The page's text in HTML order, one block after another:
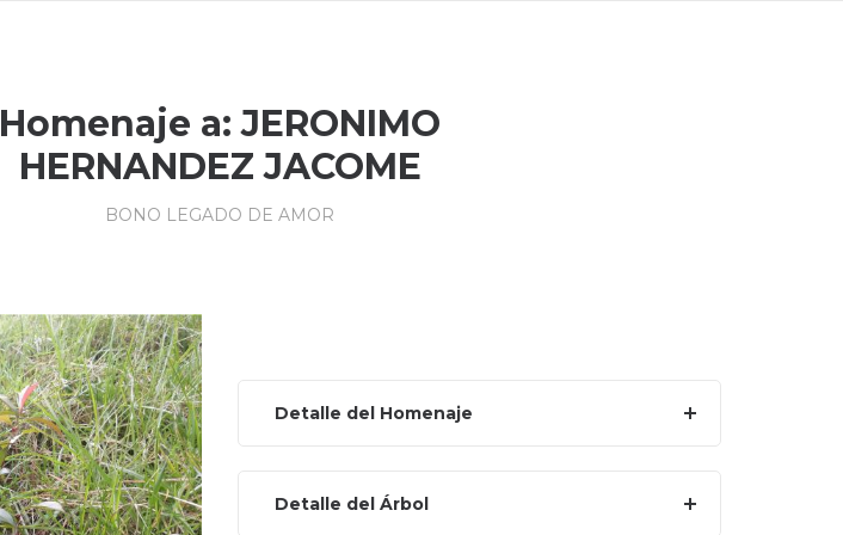
Homenaje a: JERONIMO
HERNANDEZ JACOME
BONO LEGADO DE AMOR
Detalle del Homenaje
Detalle del Árbol